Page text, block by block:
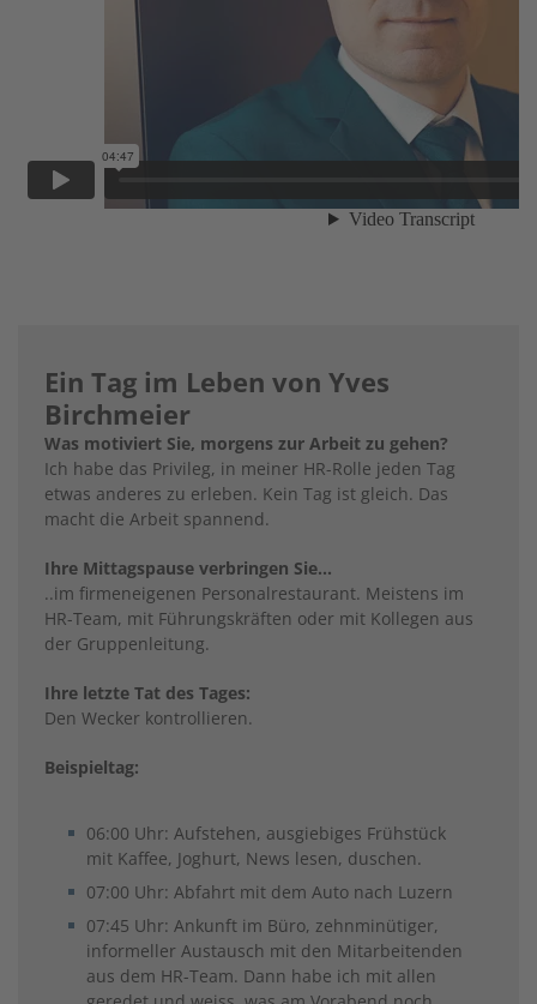
Ein Tag im Leben von Yves
Birchmeier
Was motiviert Sie, morgens zur Arbeit zu gehen?
Ich habe das Privileg, in meiner HR-Rolle jeden Tag
etwas anderes zu erleben. Kein Tag ist gleich. Das
macht die Arbeit spannend.
Ihre Mittagspause verbringen Sie...
..im firmeneigenen Personalrestaurant. Meistens im
HR-Team, mit Führungskräften oder mit Kollegen aus
der Gruppenleitung.
Ihre letzte Tat des Tages:
Den Wecker kontrollieren.
Beispieltag:
06:00 Uhr: Aufstehen, ausgiebiges Frühstück
mit Kaffee, Joghurt, News lesen, duschen.
07:00 Uhr: Abfahrt mit dem Auto nach Luzern
07:45 Uhr: Ankunft im Büro, zehnminütiger,
informeller Austausch mit den Mitarbeitenden
aus dem HR-Team. Dann habe ich mit allen